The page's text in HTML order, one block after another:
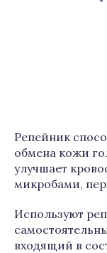
Репейник
обмена кожи
улучшает
микробами,
Используют
входящий в